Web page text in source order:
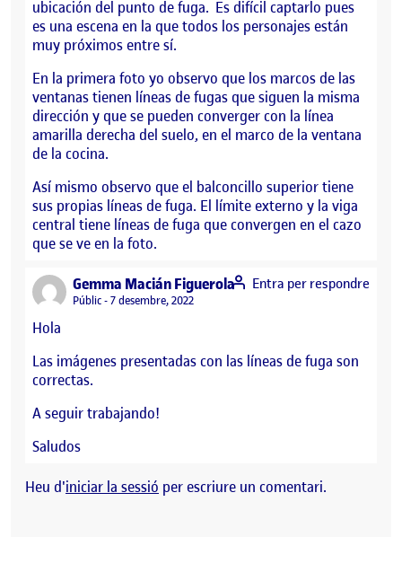
ubicación del punto de fuga. Es difícil captarlo pues
es una escena en la que todos los personajes están
muy próximos entre sí.
En la primera foto yo observo que los marcos de las
ventanas tienen líneas de fugas que siguen la misma
dirección y que se pueden converger con la línea
amarilla derecha del suelo, en el marco de la ventana
de la cocina.
Así mismo observo que el balconcillo superior tiene
sus propias líneas de fuga. El límite externo y la viga
central tiene líneas de fuga que convergen en el cazo
que se ve en la foto.
Gemma Macián Figuerolasays:
Visibilitat:
Públic 7 desembre, 2022
Hola
Las imágenes presentadas con las líneas de fuga son
correctas.
A seguir trabajando!
Saludos
Entra per respondre
Heu d'iniciar la sessió per escriure un comentari.